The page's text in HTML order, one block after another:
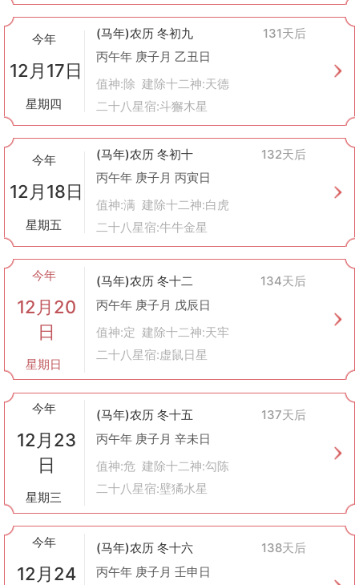
今年
12月17日
星期四
(马年)农历 冬初九
131天后
丙午年 庚子月 乙丑日
值神:除 建除十二神:天德
二十八星宿:斗獬木星
今年
12月18日
星期五
(马年)农历 冬初十
132天后
丙午年 庚子月 丙寅日
值神:满 建除十二神:白虎
二十八星宿:牛牛金星
今年
12月20
日
星期日
(马年)农历 冬十二
134天后
丙午年 庚子月 戊辰日
值神:定 建除十二神:天牢
二十八星宿:虚鼠日星
今年
12月23
日
星期三
(马年)农历 冬十五
137天后
丙午年 庚子月 辛未日
值神:危 建除十二神:勾陈
二十八星宿:壁獝水星
今年
12月24
(马年)农历 冬十六
138天后
丙午年 庚子月 壬申日